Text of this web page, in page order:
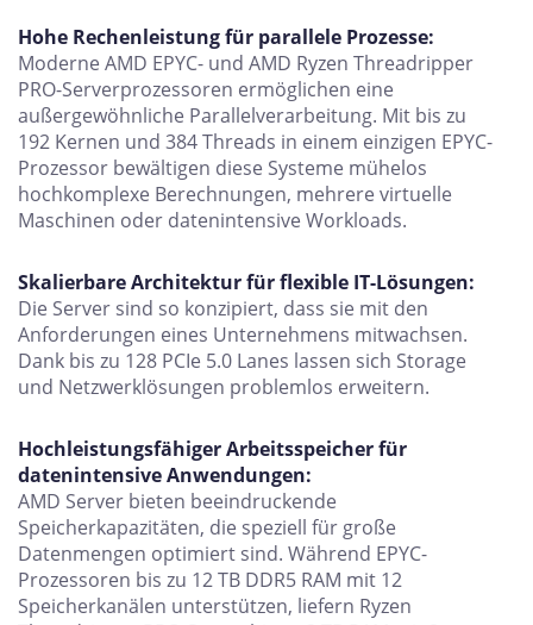
Hohe Rechenleistung für parallele Prozesse:
Moderne AMD EPYC- und AMD Ryzen Threadripper
PRO-Serverprozessoren ermöglichen eine
außergewöhnliche Parallelverarbeitung. Mit bis zu
192 Kernen und 384 Threads in einem einzigen EPYC-
Prozessor bewältigen diese Systeme mühelos
hochkomplexe Berechnungen, mehrere virtuelle
Maschinen oder datenintensive Workloads.
Skalierbare Architektur für flexible IT-Lösungen:
Die Server sind so konzipiert, dass sie mit den
Anforderungen eines Unternehmens mitwachsen.
Dank bis zu 128 PCIe 5.0 Lanes lassen sich Storage
und Netzwerklösungen problemlos erweitern.
Hochleistungsfähiger Arbeitsspeicher für
datenintensive Anwendungen:
AMD Server bieten beeindruckende
Speicherkapazitäten, die speziell für große
Datenmengen optimiert sind. Während EPYC-
Prozessoren bis zu 12 TB DDR5 RAM mit 12
Speicherkanälen unterstützen, liefern Ryzen